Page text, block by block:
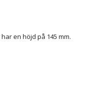
en höjd på 145 mm.